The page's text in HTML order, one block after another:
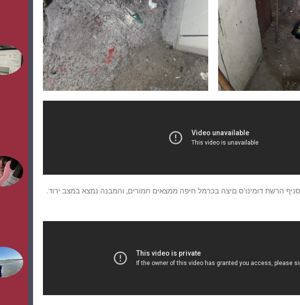
הרשת דומינו'ס םיצה בכרמל חיפה ממצאים חמורים, והמבנה נמצא במצב ירוד.